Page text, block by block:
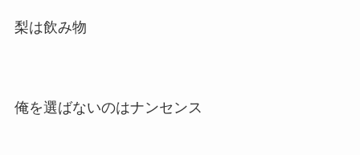
梨は飲み物
俺を選ばないのはナンセンス